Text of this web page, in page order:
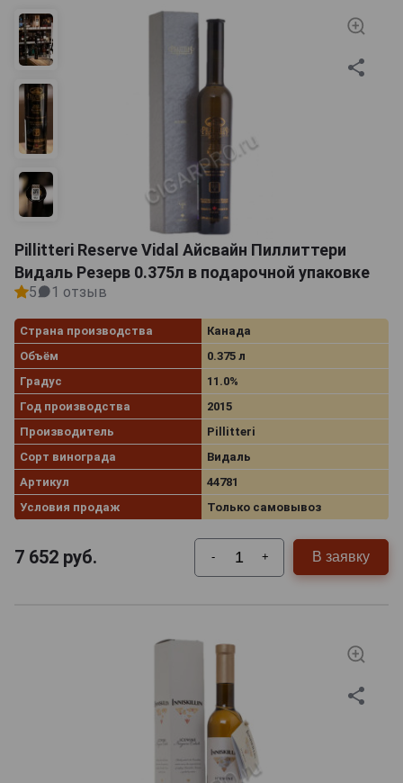
Pillitteri Reserve Vidal Айсвайн Пиллиттери
Видаль Резерв 0.375л в подарочной упаковке
5 1 отзыв
Страна производства
Канада
Объём
0.375 л
Градус
11.0%
Год производства
2015
Производитель
Pillitteri
Сорт винограда
Видаль
Артикул
44781
Условия продаж
Только самовывоз
7 652 руб. - + В заявку